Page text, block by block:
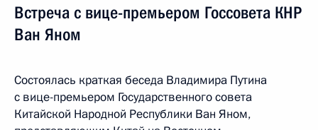
Встреча с вице-премьером Госсовета КНР
Ван Яном
Состоялась краткая беседа Владимира Путина
с вице-премьером Государственного совета
Китайской Народной Республики Ван Яном,